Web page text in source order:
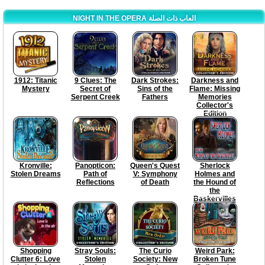
NIGHT IN THE OPERA العاب ذات الصلة
1912: Titanic
Mystery
9 Clues: The
Secret of
Serpent Creek
Dark Strokes:
Sins of the
Fathers
Darkness and
Flame: Missing
Memories
Collector's
Edition
Kronville:
Stolen Dreams
Panopticon:
Path of
Reflections
Queen's Quest
V: Symphony
of Death
Sherlock
Holmes and
the Hound of
the
Baskervilles
Shopping
Clutter 6: Love
Stray Souls:
Stolen
The Curio
Society: New
Weird Park:
Broken Tune